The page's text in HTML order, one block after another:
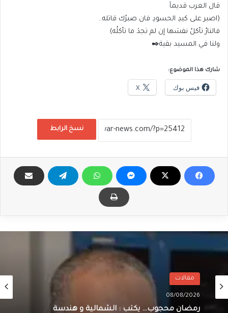
قال العرب قديمآ
(اصبر على كيدِ الحسودِ فان صبرُك قاتله..
فالنارُ تأكلُ نفسَها إن لم تجدْ ما تأكلُه)
ولنا في المسيد بقية✒️
شارك هذا الموضوع:
فيس بوك X
نسخ الرابط
مقالات
08/08/2026
رمضان محجوب… يكتب : الشمالية و هندسة